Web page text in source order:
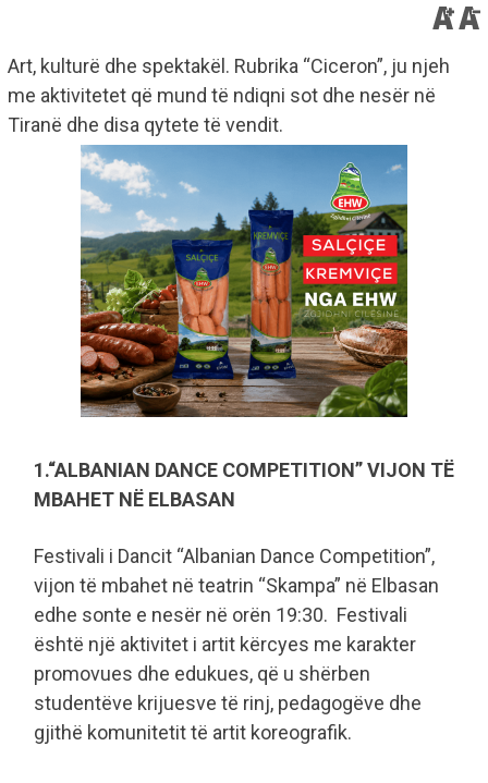
Art, kulturë dhe spektakël. Rubrika “Ciceron”, ju njeh
me aktivitetet që mund të ndiqni sot dhe nesër në
Tiranë dhe disa qytete të vendit.
1.“ALBANIAN DANCE COMPETITION” VIJON TË
MBAHET NË ELBASAN
Festivali i Dancit “Albanian Dance Competition”,
vijon të mbahet në teatrin “Skampa” në Elbasan
edhe sonte e nesër në orën 19:30. Festivali
është një aktivitet i artit kërcyes me karakter
promovues dhe edukues, që u shërben
studentëve krijuesve të rinj, pedagogëve dhe
gjithë komunitetit të artit koreografik.